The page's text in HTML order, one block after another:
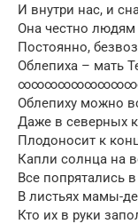
И внутри нас, и
Она честно людям
Постоянно,
Облепиха – мать
Облепиху можно
Даже в северных
Плодоносит к
Капли солнца на
Все попрятались
В листьях мамы-
Кто их в руки